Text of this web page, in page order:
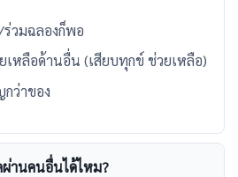
วมฉลองก็พอ
เหลือด้านอื่น (เสียบทุกข์ ช่วยเหลือ)
ว่าของ
ผ่านคนอื่นได้ไหม?